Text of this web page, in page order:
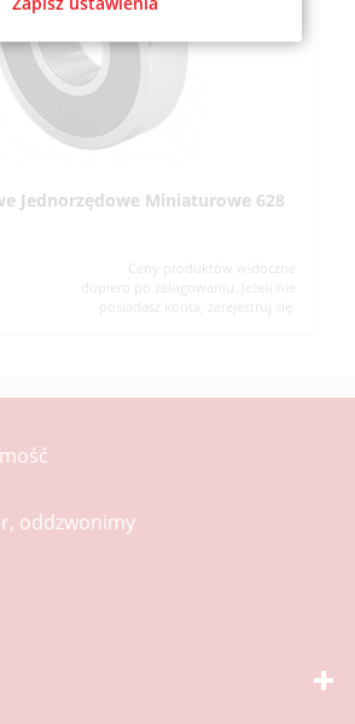
Jednorzędowe Miniaturowe 628
Ceny produktów widoczne
dopiero po zalogowaniu. Jeżeli nie
posiadasz konta, zarejestruj się.
oddzwonimy